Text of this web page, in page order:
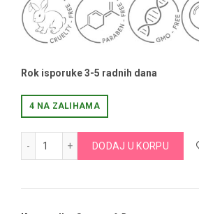
Rok isporuke 3-5 radnih dana
4 NA ZALIHAMA
DODAJ U KORPU